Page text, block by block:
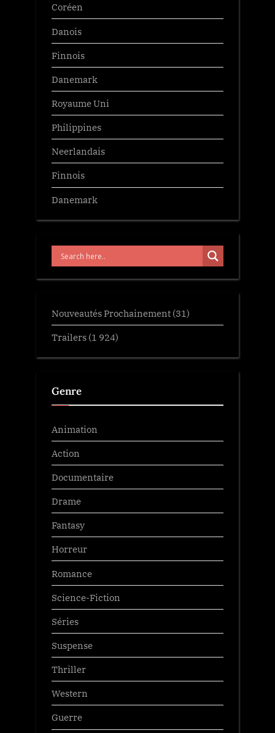
Coréen
Danois
Finnois
Danemark
Royaume Uni
Philippines
Neerlandais
Finnois
Danemark
Nouveautés Prochainement (31)
Trailers (1 924)
Genre
Animation
Action
Documentaire
Drame
Fantasy
Horreur
Romance
Science-Fiction
Séries
Suspense
Thriller
Western
Guerre